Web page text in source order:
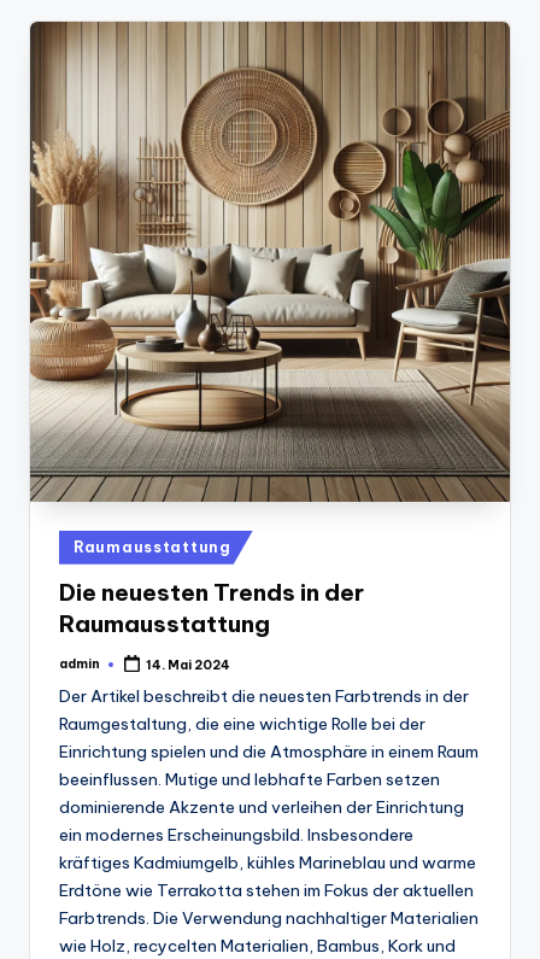
Posted
in
Raumausstattung
Die neuesten Trends in der
Raumausstattung
Posted
admin 14. Mai 2024
Der Artikel beschreibt die neuesten Farbtrends in der
Raumgestaltung, die eine wichtige Rolle bei der
Einrichtung spielen und die Atmosphäre in einem Raum
beeinflussen. Mutige und lebhafte Farben setzen
dominierende Akzente und verleihen der Einrichtung
ein modernes Erscheinungsbild. Insbesondere
kräftiges Kadmiumgelb, kühles Marineblau und warme
Erdtöne wie Terrakotta stehen im Fokus der aktuellen
Farbtrends. Die Verwendung nachhaltiger Materialien
wie Holz, recycelten Materialien, Bambus, Kork und